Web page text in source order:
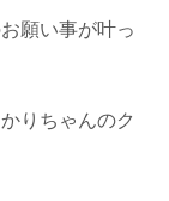
願い事が叶っ
りちゃんのク